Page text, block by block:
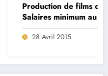
d’animation –
au 1er mars 2014